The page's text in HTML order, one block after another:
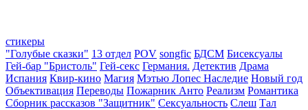
стикеры
"Голубые сказки" 13 отдел POV songfic БДСМ Бисексуалы
Гей-бар "Бристоль" Гей-секс Германия. Детектив Драма
Испания Квир-кино Магия Мэтью Лопес Наследие Новый год
Объективация Переводы Пожарник Анто Реализм Романтика
Сборник рассказов "Защитник" Сексуальность Слеш Тал